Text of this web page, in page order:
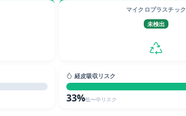
マイクロプラスチック
未検出
経皮吸収リスク
33%低〜中リスク